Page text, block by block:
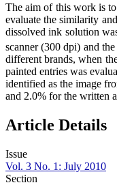
The aim of this work is
evaluate the similarity
dissolved ink solution
scanner (300 dpi) and
different brands, when
painted entries was
identified as the image
and 2.0% for the written
Article Details
Issue
Vol. 3 No. 1: July 2010
Section